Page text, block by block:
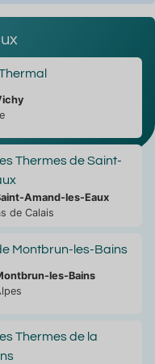
Thermes de Saint-
Amand-les-Eaux
de Calais
Montbrun-les-Bains
les-Bains
Thermes de la